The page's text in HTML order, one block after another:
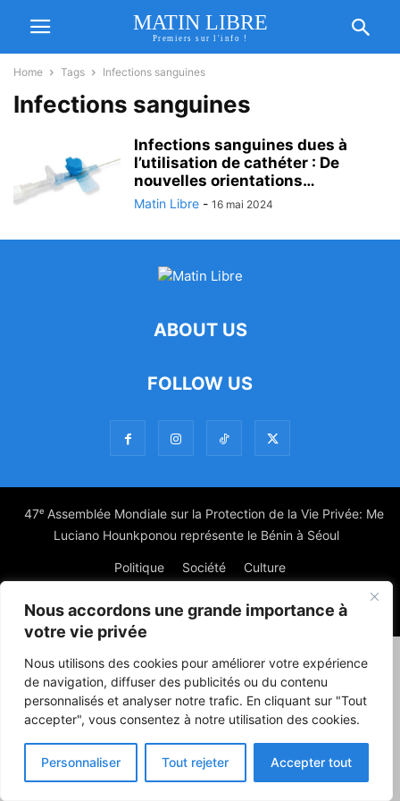
Nous accordons une grande importance à
votre vie privée
Nous utilisons des cookies pour améliorer votre expérience
de navigation, diffuser des publicités ou du contenu
personnalisés et analyser notre trafic. En cliquant sur "Tout
accepter", vous consentez à notre utilisation des cookies.
Personnaliser Tout rejeter Accepter tout
MATIN LIBRE
Premiers sur l'info !
Home Tags Infections sanguines
Infections sanguines
Infections sanguines dues à
l’utilisation de cathéter : De
nouvelles orientations…
Matin Libre - 16 mai 2024
ABOUT US
FOLLOW US
47ᵉ Assemblée Mondiale sur la Protection de la Vie Privée: Me
Luciano Hounkponou représente le Bénin à Séoul
Politique Société Culture
© Powered by digitXplus Francophone